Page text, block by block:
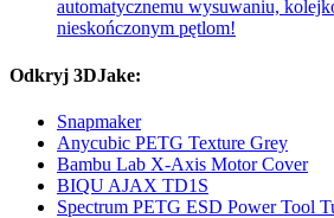
automatycznemu wysuwaniu,
nieskończonym pętlom!
Odkryj 3DJake:
Snapmaker
Anycubic PETG Texture Grey
Bambu Lab X-Axis Motor Cover
BIQU AJAX TD1S
Spectrum PETG ESD Power Tool